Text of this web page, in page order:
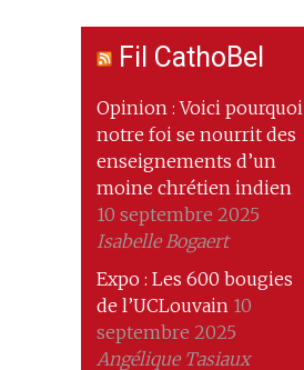
Fil CathoBel
Opinion : Voici pourquoi
notre foi se nourrit des
enseignements d’un
moine chrétien indien
10 septembre 2025
Isabelle Bogaert
Expo : Les 600 bougies
de l’UCLouvain 10
septembre 2025
Angélique Tasiaux